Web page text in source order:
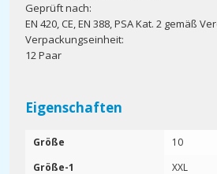
Geprüft nach:
EN 420, CE, EN 388, PSA Kat. 2 gemäß
Verpackungseinheit:
12 Paar
Eigenschaften
Größe
10
Größe-1
XXL